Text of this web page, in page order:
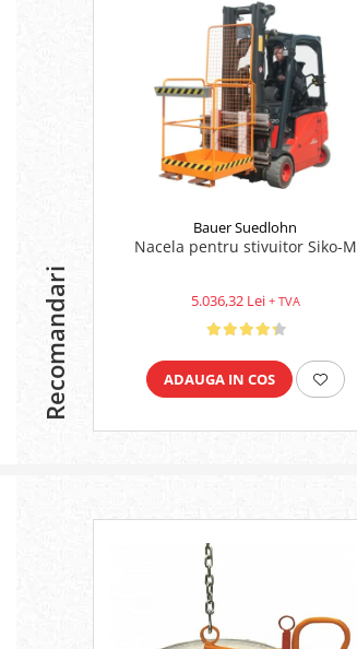
Recomandari
Bauer Suedlohn
Nacela pentru stivuitor Siko-M
5.036,32 Lei + TVA
ADAUGA IN COS